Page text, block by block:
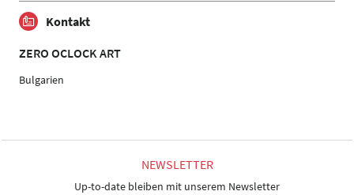
Kontakt
ZERO OCLOCK ART
Bulgarien
NEWSLETTER
Up-to-date bleiben mit unserem Newsletter